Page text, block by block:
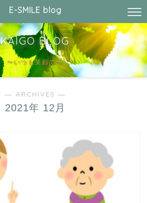
E-SMILE blog
KAIGO BLOG
〜いつも笑顔で〜
― ARCHIVES ―
2021年 12月